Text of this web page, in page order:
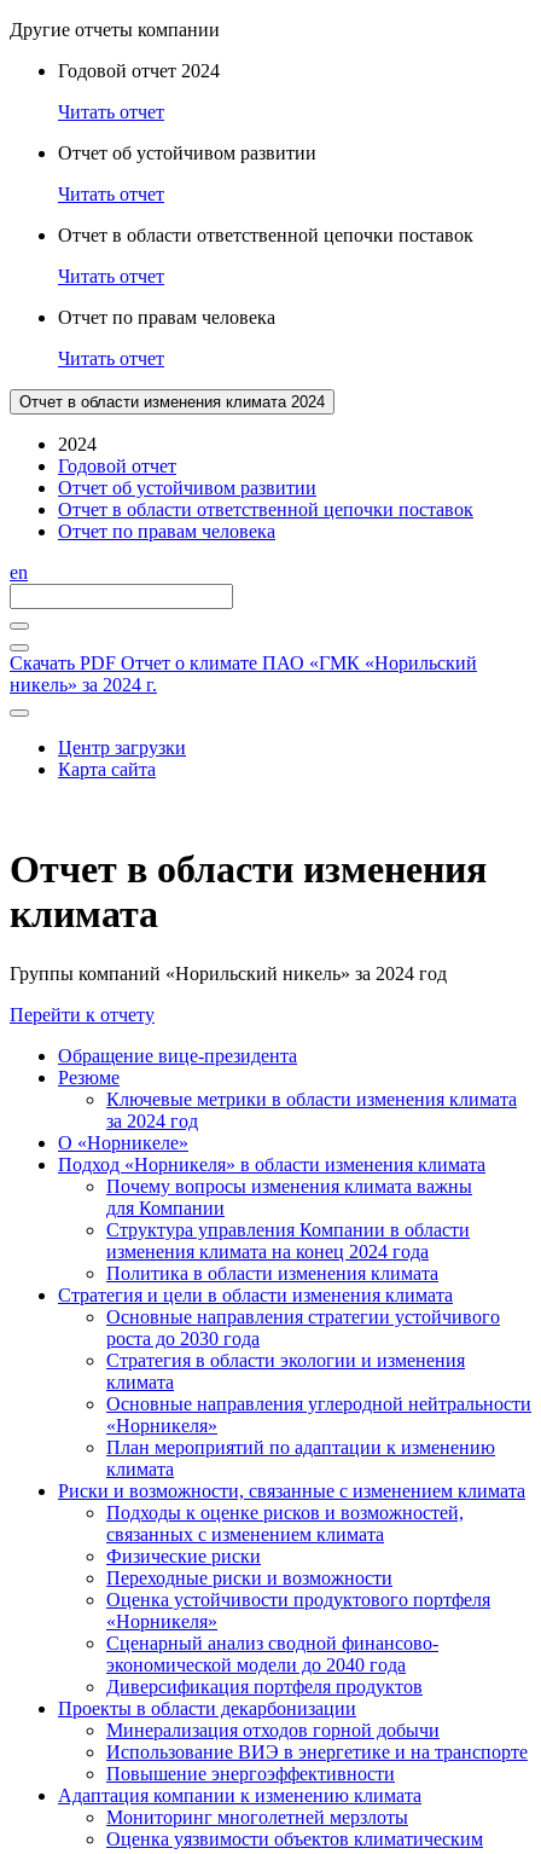
Другие отчеты компании
Годовой отчет 2024
Читать отчет
Отчет об устойчивом развитии
Читать отчет
Отчет в области ответственной цепочки поставок
Читать отчет
Отчет по правам человека
Читать отчет
Отчет в области изменения климата 2024
2024
Годовой отчет
Отчет об устойчивом развитии
Отчет в области ответственной цепочки поставок
Отчет по правам человека
en
Скачать PDF Отчет о климате ПАО «ГМК «Норильский
никель» за 2024 г.
Центр загрузки
Карта сайта
Отчет в области изменения
климата
Группы компаний «Норильский никель» за 2024 год
Перейти к отчету
Обращение вице-президента
Резюме
Ключевые метрики в области изменения климата
за 2024 год
О «Норникеле»
Подход «Норникеля» в области изменения климата
Почему вопросы изменения климата важны
для Компании
Структура управления Компании в области
изменения климата на конец 2024 года
Политика в области изменения климата
Стратегия и цели в области изменения климата
Основные направления стратегии устойчивого
роста до 2030 года
Стратегия в области экологии и изменения
климата
Основные направления углеродной нейтральности
«Норникеля»
План мероприятий по адаптации к изменению
климата
Риски и возможности, связанные с изменением климата
Подходы к оценке рисков и возможностей,
связанных с изменением климата
Физические риски
Переходные риски и возможности
Оценка устойчивости продуктового портфеля
«Норникеля»
Сценарный анализ сводной финансово-
экономической модели до 2040 года
Диверсификация портфеля продуктов
Проекты в области декарбонизации
Минерализация отходов горной добычи
Использование ВИЭ в энергетике и на транспорте
Повышение энергоэффективности
Адаптация компании к изменению климата
Мониторинг многолетней мерзлоты
Оценка уязвимости объектов климатическим